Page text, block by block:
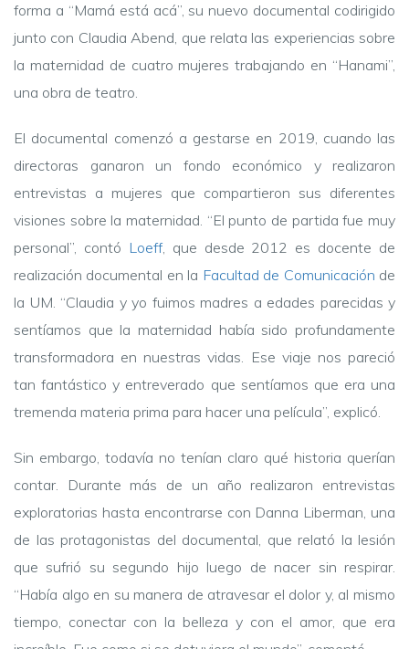
forma a “Mamá está acá”, su nuevo documental codirigido
junto con Claudia Abend, que relata las experiencias sobre
la maternidad de cuatro mujeres trabajando en “Hanami”,
una obra de teatro.
El documental comenzó a gestarse en 2019, cuando las
directoras ganaron un fondo económico y realizaron
entrevistas a mujeres que compartieron sus diferentes
visiones sobre la maternidad. “El punto de partida fue muy
personal”, contó Loeff, que desde 2012 es docente de
realización documental en la Facultad de Comunicación de
la UM. “Claudia y yo fuimos madres a edades parecidas y
sentíamos que la maternidad había sido profundamente
transformadora en nuestras vidas. Ese viaje nos pareció
tan fantástico y entreverado que sentíamos que era una
tremenda materia prima para hacer una película”, explicó.
Sin embargo, todavía no tenían claro qué historia querían
contar. Durante más de un año realizaron entrevistas
exploratorias hasta encontrarse con Danna Liberman, una
de las protagonistas del documental, que relató la lesión
que sufrió su segundo hijo luego de nacer sin respirar.
“Había algo en su manera de atravesar el dolor y, al mismo
tiempo, conectar con la belleza y con el amor, que era